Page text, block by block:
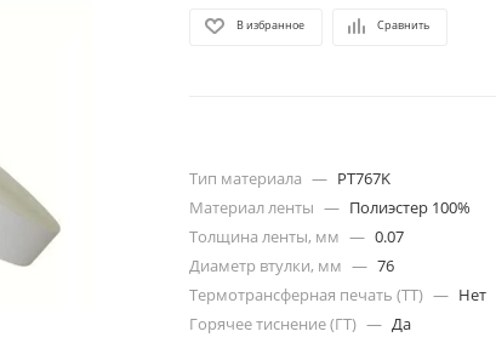
В избранное Сравнить
Тип материала — PT767K
Материал ленты — Полиэстер 100%
Толщина ленты, мм — 0.07
Диаметр втулки, мм — 76
Термотрансферная печать (ТТ) — Нет
Горячее тиснение (ГТ) — Да